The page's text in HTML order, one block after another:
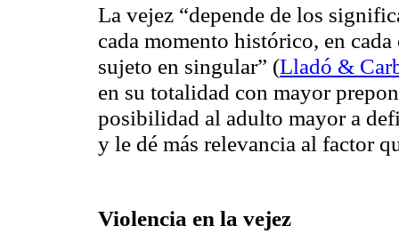
La vejez “depende de los
cada momento histórico, en
sujeto en singular” (Lladó &
en su totalidad con mayor
posibilidad al adulto mayor a
y le dé más relevancia al factor
Violencia en la vejez